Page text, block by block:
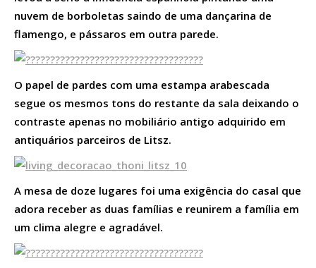
nuvem de borboletas saindo de uma dançarina de
flamengo, e pássaros em outra parede.
O papel de pardes com uma estampa arabescada
segue os mesmos tons do restante da sala deixando o
contraste apenas no mobiliário antigo adquirido em
antiquários parceiros de Litsz.
A mesa de doze lugares foi uma exigência do casal que
adora receber as duas famílias e reunirem a família em
um clima alegre e agradável.